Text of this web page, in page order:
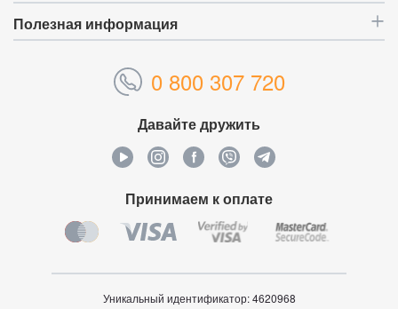
Полезная информация
0 800 307 720
Давайте дружить
Принимаем к оплате
Уникальный идентификатор:4620968